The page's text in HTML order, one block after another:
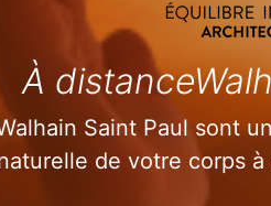
À
Saint Paul sont
de votre corps